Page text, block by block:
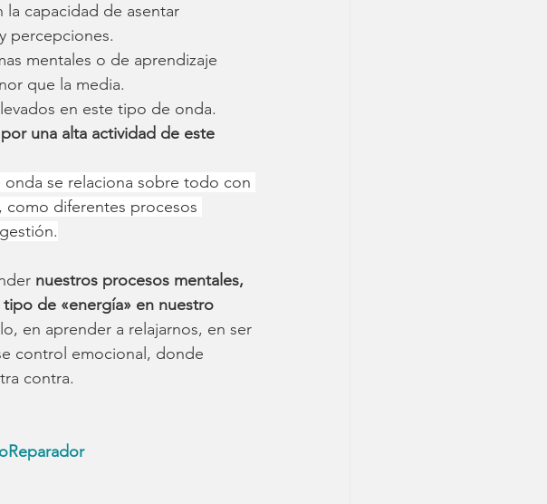
capacidad de asentar
percepciones.
mentales o de aprendizaje
que la media.
en este tipo de onda.
una alta actividad de este
se relaciona sobre todo con
como diferentes procesos
nuestros procesos mentales,
de «energía» en nuestro
en aprender a relajarnos, en ser
control emocional, donde
contra.